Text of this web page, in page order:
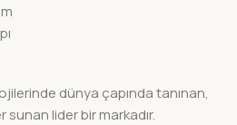
dünya çapında tanınan,
lider bir markadır.